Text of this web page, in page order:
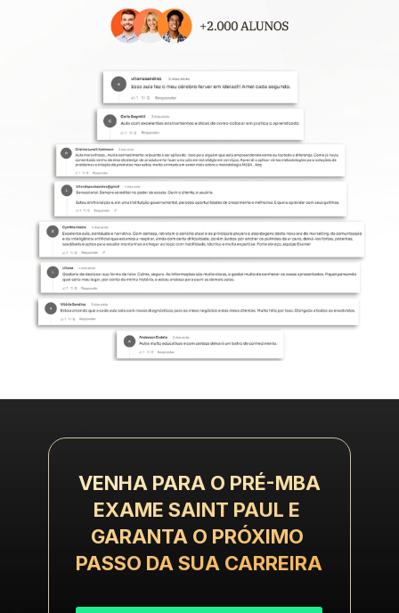
VENHA PARA O ​​PRÉ-MBA
EXAME SAINT PAUL E
GARANTA O PRÓXIMO
PASSO DA SUA CARREIRA